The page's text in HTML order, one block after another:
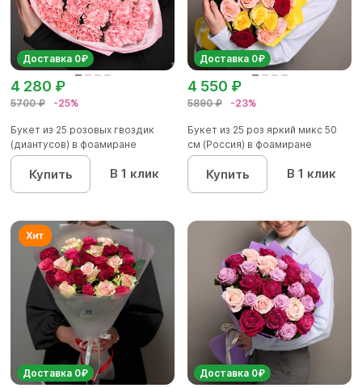
Доставка 0₽
5700 ₽ -25%
4 280 ₽
Букет из 25 розовых гвоздик
(диантусов) в фоамиране
Купить В 1 клик
Доставка 0₽
5890 ₽ -23%
4 550 ₽
Букет из 25 роз яркий микс 50
см (Россия) в фоамиране
Купить В 1 клик
Доставка 0₽ Доставка 0₽